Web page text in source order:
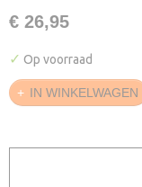
€ 26,95
✓ Op voorraad
IN WINKELWAGEN